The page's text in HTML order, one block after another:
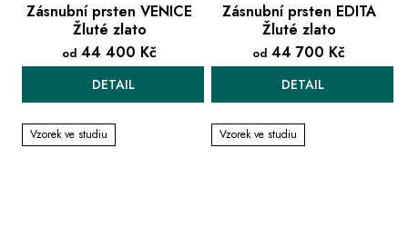
Zásnubní prsten VENICE
Žluté zlato
od 44 400 Kč
DETAIL
Zásnubní prsten EDITA
Žluté zlato
od 44 700 Kč
DETAIL
Vzorek ve studiu Vzorek ve studiu